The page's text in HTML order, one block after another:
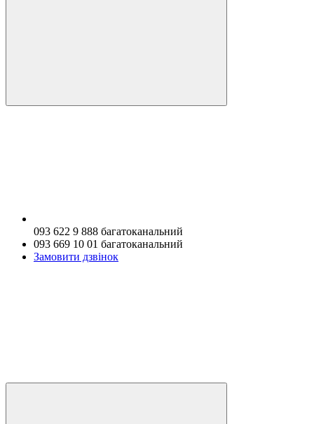
093 622 9 888 багатоканальний
093 669 10 01 багатоканальний
Замовити дзвінок